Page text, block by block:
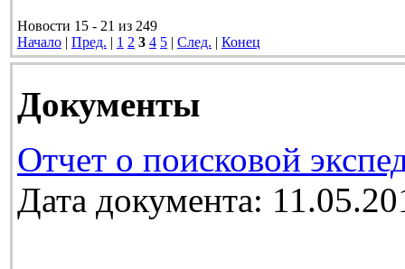
Новости 15 - 21 из 249
Начало | Пред. | 1 2 3 4 5 | След. | Конец
Документы
Отчет о поисковой
Дата документа: